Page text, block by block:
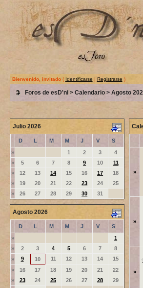
Bienvenido, invitado( Identificarse | Registrarse )
Foros de esD'ni> Calendario> Agosto
Julio 2026
D L M M J V
S
»
1 2 3
4
»
5 6 7 8 9 10
11
»
12 13 14 15 16 17
18
»
19 20 21 22 23 24
25
»
26 27 28 29 30 31
Agosto 2026
D L M M J V
S
»
1
»
2 3 4 5 6 7
8
»
9 10 11 12 13 14
15
»
16 17 18 19 20 21
22
»
23 24 25 26 27 28
29
»
»
»
·